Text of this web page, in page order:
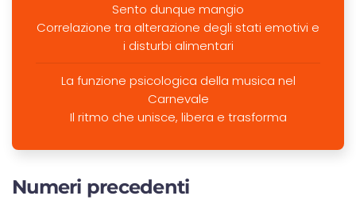
Sento dunque mangio
Correlazione tra alterazione degli stati emotivi e
i disturbi alimentari
La funzione psicologica della musica nel
Carnevale
Il ritmo che unisce, libera e trasforma
Numeri precedenti